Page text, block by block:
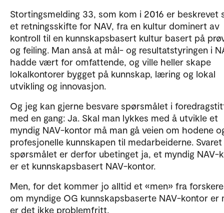
Stortingsmelding 33, som kom i 2016 er beskrevet
et retningsskifte for NAV, fra en kultur dominert av
kontroll til en kunnskapsbasert kultur basert på
og feiling. Man anså at mål- og resultatstyringen i
hadde vært for omfattende, og ville heller skape
lokalkontorer bygget på kunnskap, læring og lokal
utvikling og innovasjon.
Og jeg kan gjerne besvare spørsmålet i
med en gang: Ja. Skal man lykkes med å utvikle et
myndig NAV-kontor må man gå veien om hodene
profesjonelle kunnskapen til medarbeiderne.
spørsmålet er derfor ubetinget ja, et myndig NAV-
er et kunnskapsbasert NAV-kontor.
Men, for det kommer jo alltid et «men» fra
om myndige OG kunnskapsbaserte NAV-kontor er
er det ikke problemfritt.